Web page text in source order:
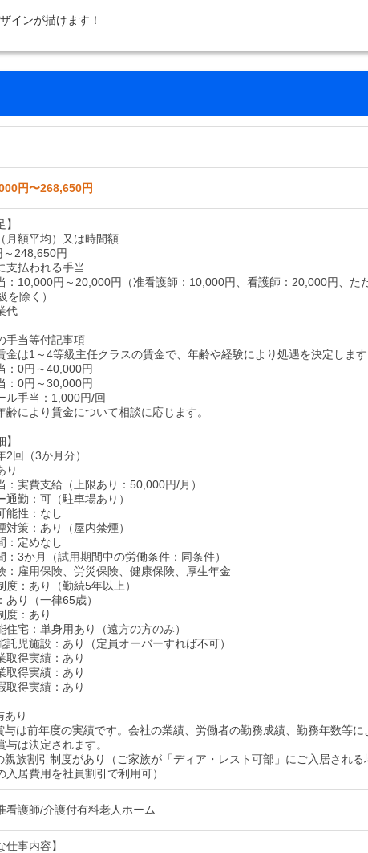
インが描けます！
円〜268,650円
】
月額平均）又は時間額
248,650円
支払われる手当
：10,000円～20,000円（准看護師：10,000円、看護師：20,000円、た
を除く）
代
手当等付記事項
金は1～4等級主任クラスの賃金で、年齢や経験により処遇を決定しま
：0円～40,000円
：0円～30,000円
ル手当：1,000円/回
により賃金について相談に応じます。
】
2回（3か月分）
り
：実費支給（上限あり：50,000円/月）
通勤：可（駐車場あり）
能性：なし
対策：あり（屋内禁煙）
：定めなし
：3か月（試用期間中の労働条件：同条件）
：雇用保険、労災保険、健康保険、厚生年金
度：あり（勤続5年以上）
あり（一律65歳）
度：あり
住宅：単身用あり（遠方の方のみ）
託児施設：あり（定員オーバーすれば不可）
取得実績：あり
取得実績：あり
取得実績：あり
り
は前年度の実績です。会社の業績、労働者の勤務成績、勤務年数等に
与は決定されます。
族割引制度があり（ご家族が「ディア・レスト可部」にご入居される
入居費用を社員割引で利用可）
看護師/介護付有料老人ホーム
仕事内容】